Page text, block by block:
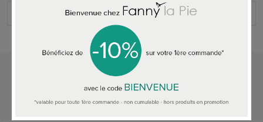
ALL THE WALLPAPER
John Derian Chimney Swallows Dawn wallpaper